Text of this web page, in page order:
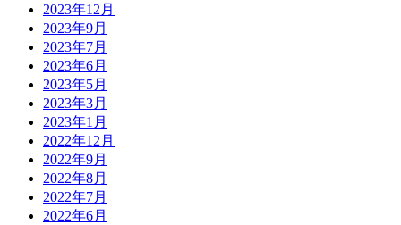
2023年12月
2023年9月
2023年7月
2023年6月
2023年5月
2023年3月
2023年1月
2022年12月
2022年9月
2022年8月
2022年7月
2022年6月